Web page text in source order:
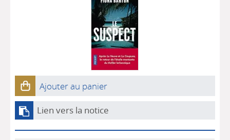
Ajouter au panier
Lien vers la notice